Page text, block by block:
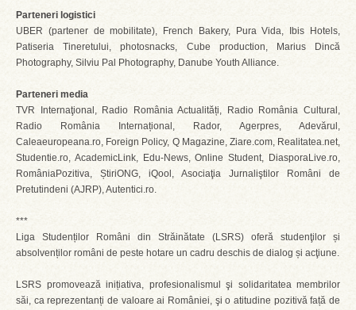
Parteneri logistici
UBER (partener de mobilitate), French Bakery, Pura Vida, Ibis Hotels,
Patiseria Tineretului, photosnacks, Cube production, Marius Dincă
Photography, Silviu Pal Photography, Danube Youth Alliance.
Parteneri media
TVR Internaţional, Radio România Actualități, Radio România Cultural,
Radio România Internațional, Rador, Agerpres, Adevărul,
Caleaeuropeana.ro, Foreign Policy, Q Magazine, Ziare.com, Realitatea.net,
Studentie.ro, AcademicLink, Edu-News, Online Student, DiasporaLive.ro,
RomâniaPozitiva, ȘtiriONG, iQool, Asociaţia Jurnaliştilor Români de
Pretutindeni (AJRP), Autentici.ro.
***
Liga Studenților Români din Străinătate (LSRS) oferă studenţilor și
absolvenților români de peste hotare un cadru deschis de dialog și acţiune.
LSRS promovează inițiativa, profesionalismul şi solidaritatea membrilor
săi, ca reprezentanți de valoare ai României, şi o atitudine pozitivă față de